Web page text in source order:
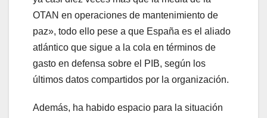
OTAN en operaciones de mantenimiento de
paz», todo ello pese a que España es el aliado
atlántico que sigue a la cola en términos de
gasto en defensa sobre el PIB, según los
últimos datos compartidos por la organización.
Además, ha habido espacio para la situación